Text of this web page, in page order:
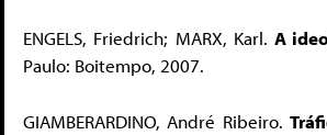
ENGELS, Friedrich; MARX, Karl.A
Paulo: Boitempo, 2007.
GIAMBERARDINO, André Ribeiro.